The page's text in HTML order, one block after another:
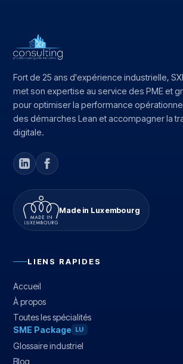
Fort de 25 ans d'expérience industrielle,
met son expertise au service des PME et
pour optimiser la performance
des démarches Lean et accompagner la
digitale.
Made in Luxembourg
LIENS RAPIDES
Accueil
À propos
Toutes les spécialités
SME Package LU
Glossaire industriel
Blog